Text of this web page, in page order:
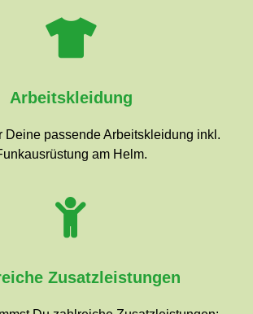
Arbeitskleidung
Deine passende Arbeitskleidung inkl.
am Helm.
Zusatzleistungen